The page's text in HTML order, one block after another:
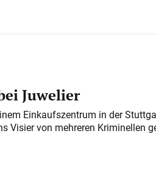
Juwelier
Einkaufszentrum in der
Visier von mehreren Kriminellen